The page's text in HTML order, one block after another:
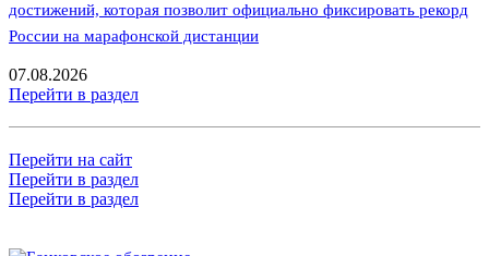
достижений, которая позволит официально фиксировать рекорд
России на марафонской дистанции
07.08.2026
Перейти в раздел
Перейти на сайт
Перейти в раздел
Перейти в раздел